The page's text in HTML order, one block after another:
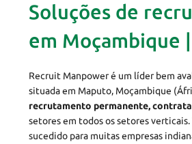
Soluções de
em Moçambique
Recruit Manpower é um líder bem
situada em Maputo, Moçambique
recrutamento permanente,
setores em todos os setores
sucedido para muitas empresas